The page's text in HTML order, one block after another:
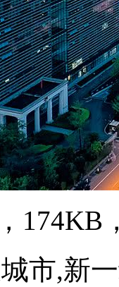
174KB
市,新